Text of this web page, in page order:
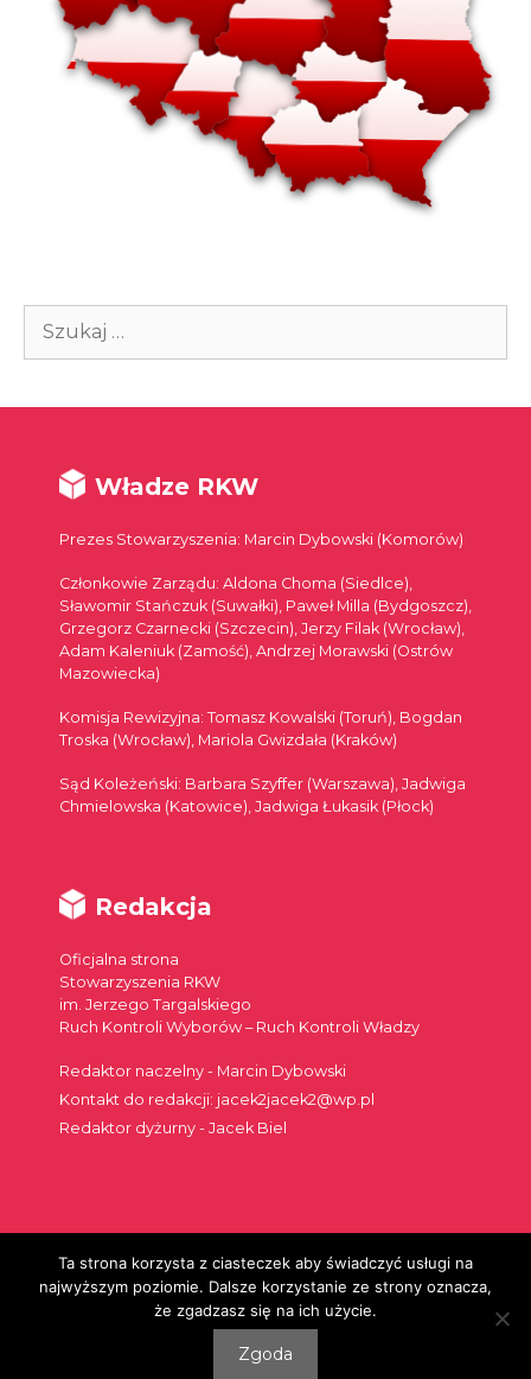
Szukaj:
Władze RKW
Prezes Stowarzyszenia: Marcin Dybowski (Komorów)
Członkowie Zarządu: Aldona Choma (Siedlce),
Sławomir Stańczuk (Suwałki), Paweł Milla (Bydgoszcz),
Grzegorz Czarnecki (Szczecin), Jerzy Filak (Wrocław),
Adam Kaleniuk (Zamość), Andrzej Morawski (Ostrów
Mazowiecka)
Komisja Rewizyjna: Tomasz Kowalski (Toruń), Bogdan
Troska (Wrocław), Mariola Gwizdała (Kraków)
Sąd Koleżeński: Barbara Szyffer (Warszawa), Jadwiga
Chmielowska (Katowice), Jadwiga Łukasik (Płock)
Redakcja
Oficjalna strona
Stowarzyszenia RKW
im. Jerzego Targalskiego
Ruch Kontroli Wyborów – Ruch Kontroli Władzy
Redaktor naczelny - Marcin Dybowski
Kontakt do redakcji: jacek2jacek2@wp.pl
Redaktor dyżurny - Jacek Biel
Szukaj:
© 2026
Ta strona korzysta z ciasteczek aby świadczyć usługi na
najwyższym poziomie. Dalsze korzystanie ze strony oznacza,
że zgadzasz się na ich użycie.
Zgoda